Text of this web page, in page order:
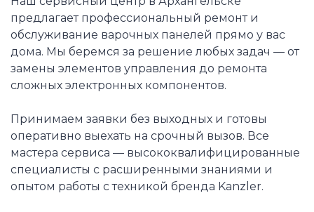
предлагает профессиональный ремонт и
обслуживание варочных панелей прямо у вас
дома. Мы беремся за решение любых задач — от
замены элементов управления до ремонта
сложных электронных компонентов.
Принимаем заявки без выходных и готовы
оперативно выехать на срочный вызов. Все
мастера сервиса — высококвалифицированные
специалисты с расширенными знаниями и
опытом работы с техникой бренда Kanzler.